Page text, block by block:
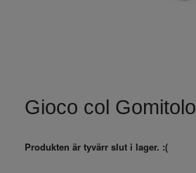
Gioco col Gomitolo
Produkten är tyvärr slut i lager. :(